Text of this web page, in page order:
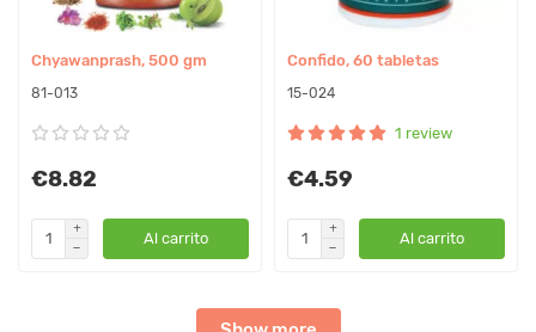
Chyawanprash, 500 gm
81-013
€8.82
Al carrito
Confido, 60 tabletas
15-024
1 review
€4.59
Al carrito